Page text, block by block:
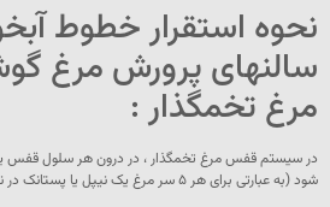
نحوه استقرار خطوط
سالنهای پرورش مرغ
مرغ تخمگذار :
در سیستم قفس مرغ تخمگذار ، در درون هر سلول قفس
شود (به عبارتی برای هر ۵ سر مرغ یک نیپل یا پستانک در نظر می گیرند) .